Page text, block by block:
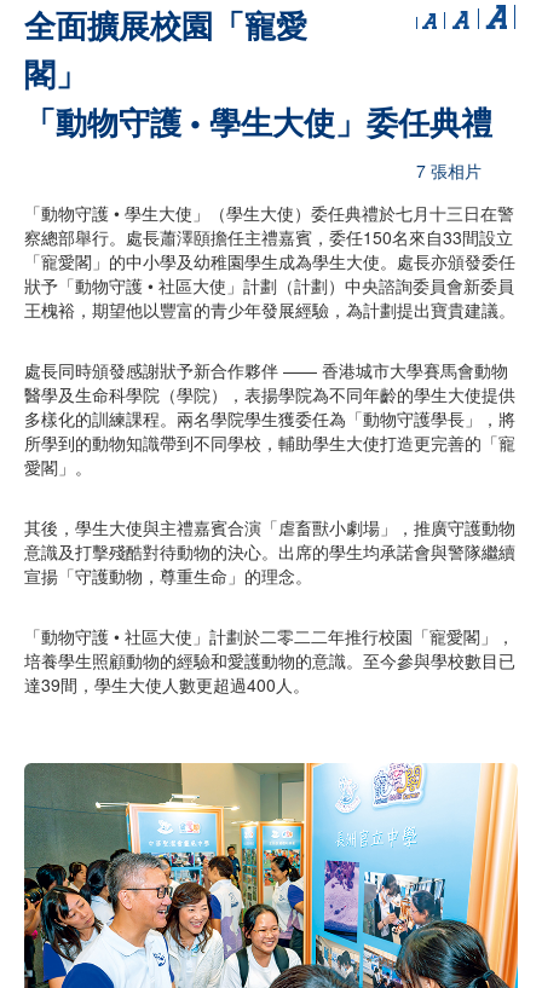
全面擴展校園「寵愛
閣」
「動物守護 • 學生大使」委任典禮
7 張相片
「動物守護 • 學生大使」（學生大使）委任典禮於七月十三日在警
察總部舉行。處長蕭澤頤擔任主禮嘉賓，委任150名來自33間設立
「寵愛閣」的中小學及幼稚園學生成為學生大使。處長亦頒發委任
狀予「動物守護 • 社區大使」計劃（計劃）中央諮詢委員會新委員
王槐裕，期望他以豐富的青少年發展經驗，為計劃提出寶貴建議。
處長同時頒發感謝狀予新合作夥伴 —— 香港城市大學賽馬會動物
醫學及生命科學院（學院），表揚學院為不同年齡的學生大使提供
多樣化的訓練課程。兩名學院學生獲委任為「動物守護學長」，將
所學到的動物知識帶到不同學校，輔助學生大使打造更完善的「寵
愛閣」。
其後，學生大使與主禮嘉賓合演「虐畜獸小劇場」，推廣守護動物
意識及打擊殘酷對待動物的決心。出席的學生均承諾會與警隊繼續
宣揚「守護動物，尊重生命」的理念。
「動物守護 • 社區大使」計劃於二零二二年推行校園「寵愛閣」，
培養學生照顧動物的經驗和愛護動物的意識。至今參與學校數目已
達39間，學生大使人數更超過400人。